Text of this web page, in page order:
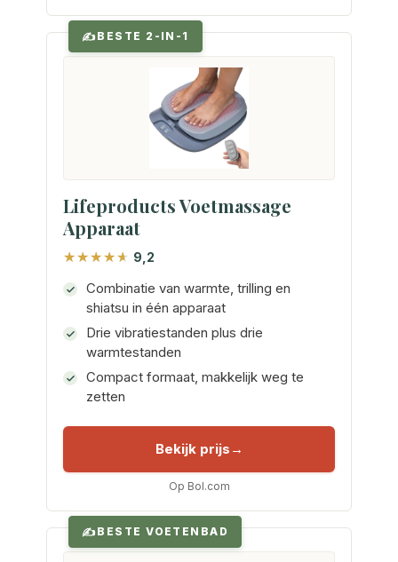
BESTE 2-IN-1
Lifeproducts Voetmassage
Apparaat
9,2
Combinatie van warmte, trilling en
shiatsu in één apparaat
Drie vibratiestanden plus drie
warmtestanden
Compact formaat, makkelijk weg te
zetten
Bekijk prijs
Op Bol.com
BESTE VOETENBAD